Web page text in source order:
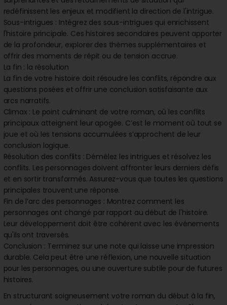
redéfinissent les enjeux et modifient la direction de l'intrigue.
Sous-intrigues : Intégrez des sous-intrigues qui enrichissent
l'histoire principale. Ces histoires secondaires peuvent apporter
de la profondeur, explorer des thèmes supplémentaires et
offrir des moments de répit ou de tension accrue.
La fin : la résolution
La fin de votre histoire doit résoudre les conflits, répondre aux
questions posées et offrir une conclusion satisfaisante aux
arcs narratifs.
Climax : Le point culminant de votre roman, où les conflits
principaux atteignent leur apogée. C’est le moment où tout se
joue et où les tensions accumulées s’approchent de leur
conclusion logique.
Résolution des conflits : Démêlez les intrigues et résolvez les
conflits. Les personnages doivent affronter leurs derniers défis
et en sortir transformés. Assurez-vous que toutes les questions
principales trouvent une réponse.
Fin de l’arc des personnages : Montrez comment les
personnages ont changé par rapport au début de l'histoire.
Leur développement doit être cohérent avec les événements
qu'ils ont traversés.
Conclusion : Terminez sur une note qui laisse une impression
durable. Cela peut être une réflexion, une nouvelle situation
pour les personnages, ou une ouverture subtile pour de futures
histoires.
En structurant soigneusement votre roman du début à la fin,